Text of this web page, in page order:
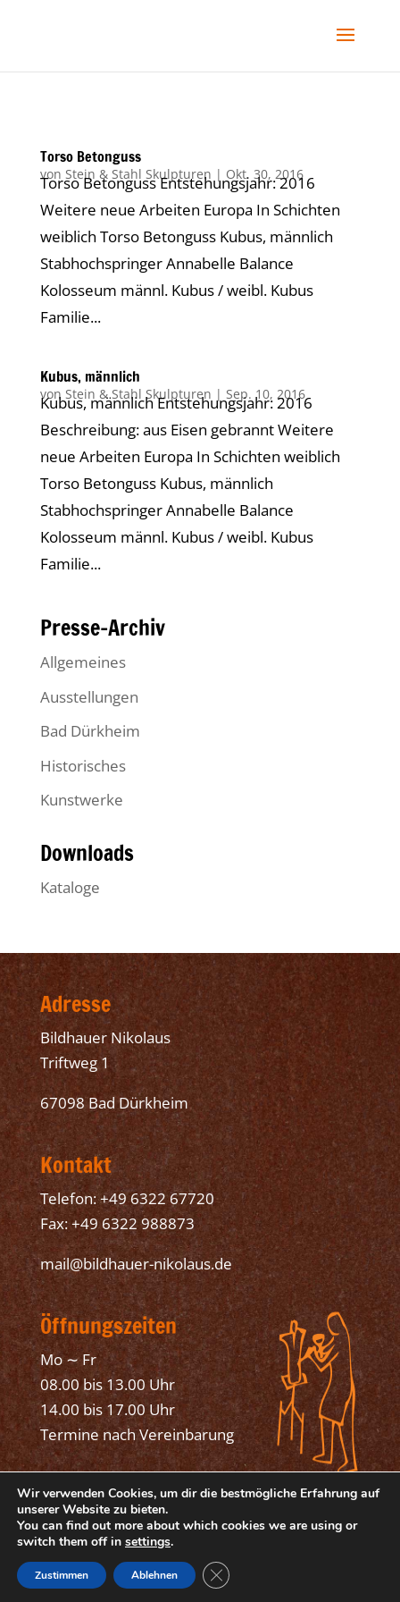
Torso Betonguss
von Stein & Stahl Skulpturen | Okt. 30, 2016
Torso Betonguss Entstehungsjahr: 2016
Weitere neue Arbeiten Europa In Schichten
weiblich Torso Betonguss Kubus, männlich
Stabhochspringer Annabelle Balance
Kolosseum männl. Kubus / weibl. Kubus
Familie...
Kubus, männlich
von Stein & Stahl Skulpturen | Sep. 10, 2016
Kubus, männlich Entstehungsjahr: 2016
Beschreibung: aus Eisen gebrannt Weitere
neue Arbeiten Europa In Schichten weiblich
Torso Betonguss Kubus, männlich
Stabhochspringer Annabelle Balance
Kolosseum männl. Kubus / weibl. Kubus
Familie...
Presse-Archiv
Allgemeines
Ausstellungen
Bad Dürkheim
Historisches
Kunstwerke
Downloads
Kataloge
Adresse
Bildhauer Nikolaus
Triftweg 1
67098 Bad Dürkheim
Kontakt
Telefon: +49 6322 67720
Fax: +49 6322 988873
mail@bildhauer-nikolaus.de
Öffnungszeiten
Mo ∼ Fr
08.00 bis 13.00 Uhr
14.00 bis 17.00 Uhr
Termine nach Vereinbarung
© 2025 Bildhauer Mathias Nikolaus, Bad
Dürkheim
Wir verwenden Cookies, um dir die bestmögliche Erfahrung auf
unserer Website zu bieten.
You can find out more about which cookies we are using or
switch them off in settings.
Zustimmen Ablehnen GDPR Cookie-Banner schließen